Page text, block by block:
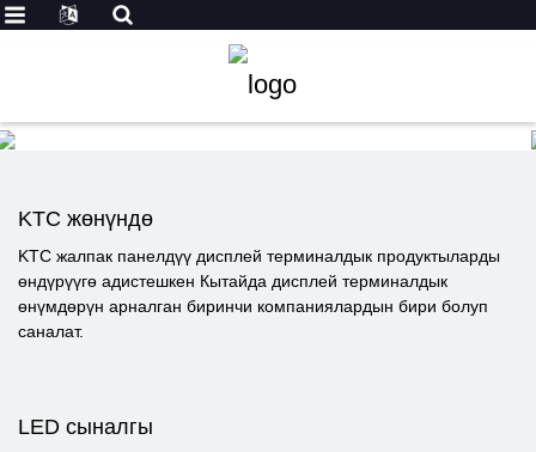
KTC жөнүндө
KTC жалпак панелдүү дисплей терминалдык продуктыларды
өндүрүүгө адистешкен Кытайда дисплей терминалдык
өнүмдөрүн арналган биринчи компаниялардын бири болуп
саналат.
LED сыналгы